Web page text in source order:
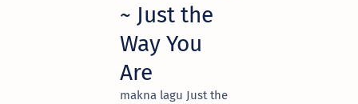
~ Just the
Way You
Are
makna lagu Just the